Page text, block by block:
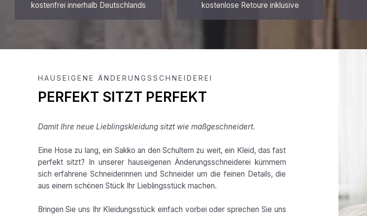
kostenfrei innerhalb Deutschlands
kostenlose Retoure inklusive
HAUSEIGENE ÄNDERUNGSSCHNEIDEREI
PERFEKT SITZT PERFEKT
Damit Ihre neue Lieblingskleidung sitzt wie maßgeschneidert.
Eine Hose zu lang, ein Sakko an den Schultern zu weit, ein Kleid, das fast
perfekt sitzt? In unserer hauseigenen Änderungsschneiderei kümmern
sich erfahrene Schneiderinnen und Schneider um die feinen Details, die
aus einem schönen Stück Ihr Lieblingsstück machen.
Bringen Sie uns Ihr Kleidungsstück einfach vorbei oder sprechen Sie uns